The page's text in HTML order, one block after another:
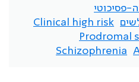
פסיכוטי
Clinical high risk
Prodromal
Schizophrenia